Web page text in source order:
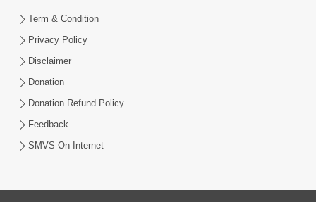
Term & Condition
Privacy Policy
Disclaimer
Donation
Donation Refund Policy
Feedback
SMVS On Internet